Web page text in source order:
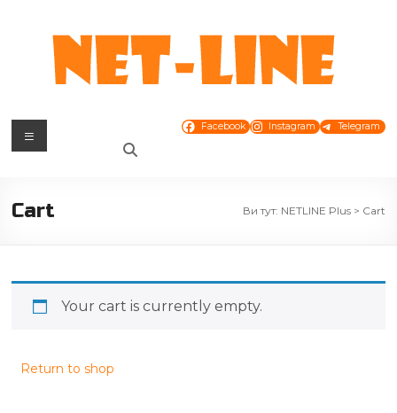
NETLINE
провайдер.
Facebook Instagram Telegram
Меню
Cart Ви тут: NETLINE Plus> Cart
Your cart is currently empty.
Return to shop